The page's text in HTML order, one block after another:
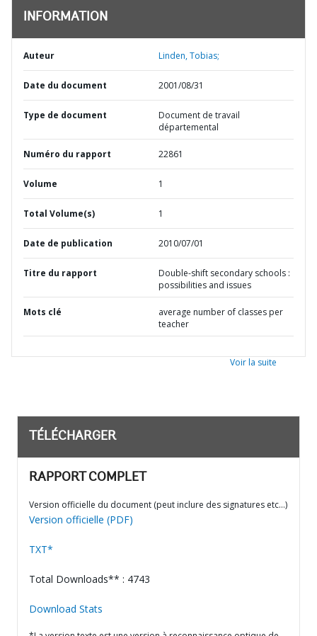
INFORMATION
Auteur Linden, Tobias;
Date du document 2001/08/31
Type de document
Document de travail
départemental
Numéro du rapport 22861
Volume 1
Total Volume(s) 1
Date de publication 2010/07/01
Titre du rapport
Double-shift secondary schools :
possibilities and issues
Mots clé
average number of classes per
teacher
Voir la suite
TÉLÉCHARGER
RAPPORT COMPLET
Version officielle du document (peut inclure des signatures etc…)
Version officielle (PDF)
TXT*
Total Downloads** : 4743
Download Stats